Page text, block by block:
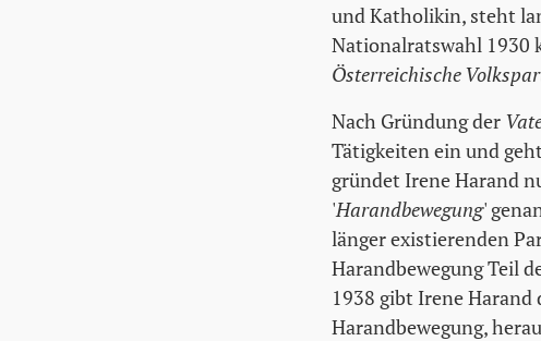
und Katholikin, steht
Nationalratswahl 1930
Österreichische
Nach Gründung der
Tätigkeiten ein und
gründet Irene Harand
'Harandbewegung'
länger existierenden
Harandbewegung Teil
1938 gibt Irene
Harandbewegung,